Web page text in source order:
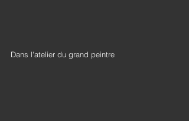
Dans l'atelier du grand peintre